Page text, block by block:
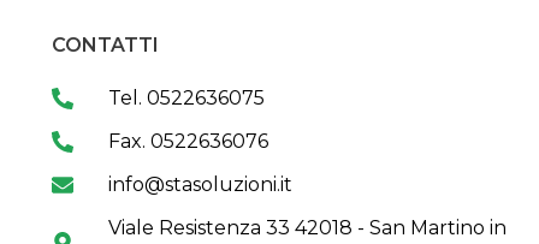
CONTATTI
Tel. 0522636075
Fax. 0522636076
info@stasoluzioni.it
Viale Resistenza 33 42018 - San Martino in